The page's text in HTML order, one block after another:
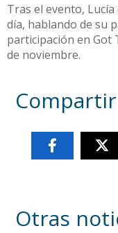
Tras el evento,
día, hablando de su
participación en Got
de noviembre.
Compartir
Otras